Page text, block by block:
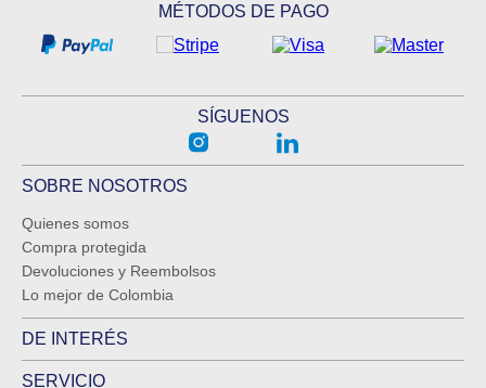
MÉTODOS DE PAGO
SÍGUENOS
SOBRE NOSOTROS
Quienes somos
Compra protegida
Devoluciones y Reembolsos
Lo mejor de Colombia
DE INTERÉS
SERVICIO